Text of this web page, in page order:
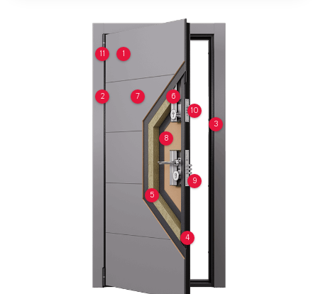
1
2
3
4
5
6
7
8
9
10
11